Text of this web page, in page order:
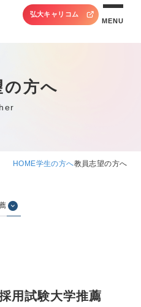
弘大キャリコム
MENU
の方へ
HOME学生の方へ教員志望の方へ
用試験大学推薦